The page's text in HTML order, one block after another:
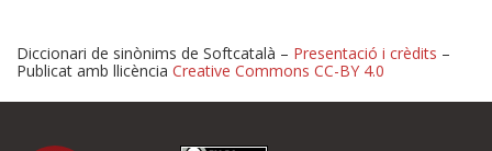
Diccionari de sinònims de Softcatalà – Presentació i crèdits –
Publicat amb llicència Creative Commons CC-BY 4.0